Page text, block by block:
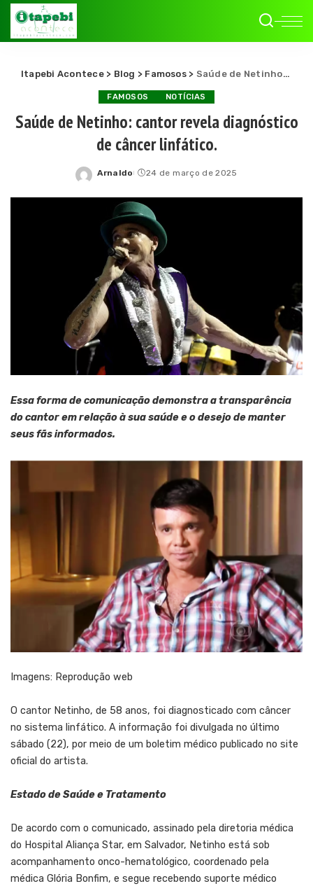
Itapebi Acontece> Blog > Famosos> Saúde de Netinho: cantor revela diagnóstico de câncer linfático.
FAMOSOS NOTÍCIAS
Saúde de Netinho: cantor revela diagnóstico
de câncer linfático.
Posted
Arnaldo 24 de março de 2025
Essa forma de comunicação demonstra a transparência
do cantor em relação à sua saúde e o desejo de manter
seus fãs informados.
Imagens: Reprodução web
O cantor Netinho, de 58 anos, foi diagnosticado com câncer
no sistema linfático. A informação foi divulgada no último
sábado (22), por meio de um boletim médico publicado no site
oficial do artista.
Estado de Saúde e Tratamento
De acordo com o comunicado, assinado pela diretoria médica
do Hospital Aliança Star, em Salvador, Netinho está sob
acompanhamento onco-hematológico, coordenado pela
médica Glória Bonfim, e segue recebendo suporte médico